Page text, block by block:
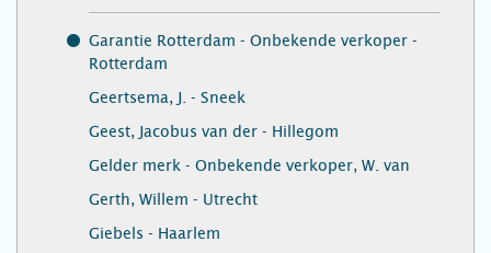
Garantie Rotterdam - Onbekende verkoper -
Rotterdam
Geertsema, J. - Sneek
Geest, Jacobus van der - Hillegom
Gelder merk - Onbekende verkoper, W. van
Gerth, Willem - Utrecht
Giebels - Haarlem